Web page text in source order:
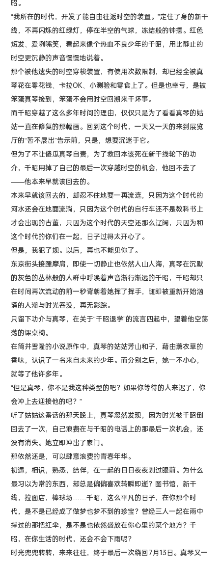
昭。
“我所在的时代，开发了能自由往返时空的装置。”定住了身的新干
线，不再闪烁的红绿灯，停在半空的气球，冻结般的钟摆。红色
短发、爱咧嘴笑，看起来像个热血不良少年的千昭，用比静止的
时空更沉静的声音慢慢地说着。
那个被他遗失的时空穿梭装置，有使用次数限制，却已经全被真
琴花在零花钱、卡拉OK、小测验和零食上了。但是也幸亏，是被
笨蛋真琴捡到，笨蛋不会用时空回溯来干坏事。
而千昭穿越了这么多年时间的理由，仅仅只是为了看看真琴的姑
姑一直在修复的那幅画。回到这个时代，一天又一天的来到展览
厅的“暂不展出”告示前，只是，想要沉迷于它。
但为了不让傻瓜真琴自责，为了救回本该死在新干线轮下的功
介，千昭用掉了自己的最后一次穿越时空的机会，他回不去了
——他本来早就该回去的。
本来早就该回去的，却忍不住地要一再流连，只因为这个时代的
河水还会在地面流淌，只因为这个时代的自行车还不是教科书上
才会出现的古董，只因为这个时代的天空还那么辽阔，只因为和
这个时代的你们在一起，日子过得太开心了。
但是，我犯了规。以后，再也不能见你了。
东京街头接踵摩肩，即使一切静止也依然人山人海，真琴在沉默
的灰色的丛林般的人群中呼唤着声音渐行渐远的千昭，千昭却只
在时间再次流动的前一秒背朝着她挥了挥手，随即被重新开始汹
涌的人潮与时光吞没，再无影踪。
只留下功介与真琴，在关于“千昭退学”的流言四起中，望着他空荡
荡的课桌椅。
在筒井雪隆的小说原作中，真琴的姑姑芳山和子，藉由薰衣草的
香味，认识了一名来自未来的少年。而分别之后，她一不小心，
就等了他许多年。
“但是真琴，你不是我这种类型的吧？如果你等待的人来迟了，你
会冲上去迎接他的吧？”
听了姑姑这番话的那天晚上，真琴忽然发现，因为时光被千昭倒
回去了一次，自己浪费在与千昭的电话上的那最后一次机会，还
没有消失。她立即冲出了家门。
那依然还是，可以肆意浪费的青春年华。
初遇，相识，熟悉，结伴，在一起的日日夜夜划过眼前。为什么
最习以为常的东西，却总是偏偏喜欢转瞬即逝？图书馆，新干
线，拉面店，棒球场……千昭，这么平凡的日子，在你那个时
代，是不是已经成了做梦也梦不到的珍宝？曾经三人一起在雨中
撑过的那把红伞，是不是也依然盛放在你心里的某个地方？千
昭，在你生活的时代，还会不会下雨呢？
时光兜兜转转，来来往往，终于最后一次绕回7月13日。真琴又一